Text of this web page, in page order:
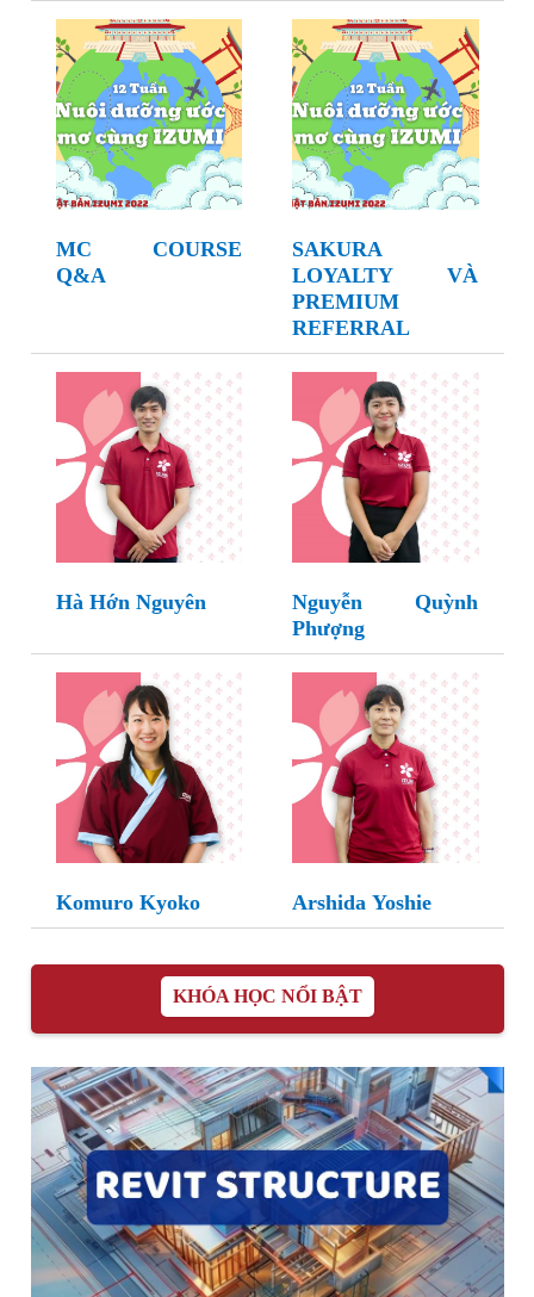
MC COURSE
Q&A
SAKURA
LOYALTY VÀ
PREMIUM
REFERRAL
Hà Hớn Nguyên
Nguyễn Quỳnh
Phượng
Komuro Kyoko Arshida Yoshie
KHÓA HỌC NỔI BẬT